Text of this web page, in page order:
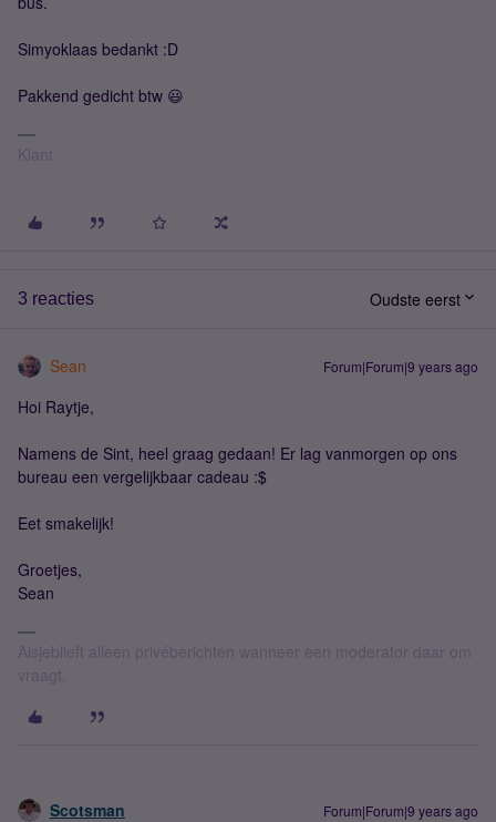
Simyoklaas bedankt :D
Pakkend gedicht btw 😃
Klant
3 reacties Oudste eerst
Sean Forum|Forum|9 years ago
Hoi Raytje,
Namens de Sint, heel graag gedaan! Er lag vanmorgen op ons
bureau een vergelijkbaar cadeau :$
Eet smakelijk!
Groetjes,
Sean
Alsjeblieft alleen privéberichten wanneer een moderator daar om
vraagt.
Scotsman Forum|Forum|9 years ago